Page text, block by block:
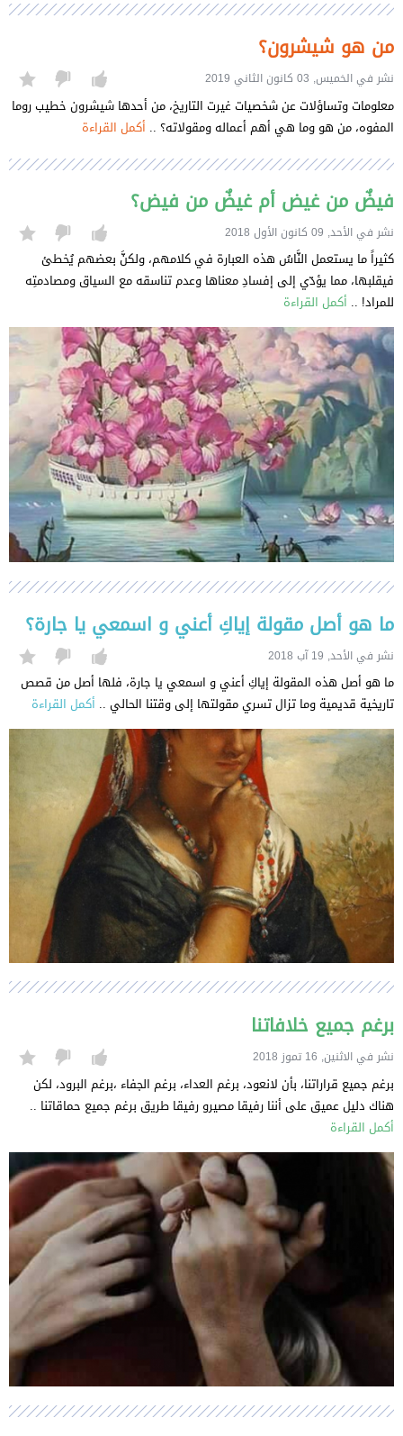
من هو شيشرون؟
نشر في الخميس, 03 كانون الثاني 2019
معلومات وتساؤلات عن شخصيات غيرت التاريخ، من أحدها شيشرون خطيب روما
المفوه، من هو وما هي أهم أعماله ومقولاته؟ .. أكمل القراءة
فيضٌ من غيض أم غيضٌ من فيض؟
نشر في الأحد, 09 كانون الأول 2018
كثيراً ما يستعمل النَّاسُ هذه العبارة في كلامهم، ولكنَّ بعضهم يُخطئ
فيقلبها، مما يؤدّي إلى إفسادِ معناها وعدم تناسقه مع السياق ومصادمتِه
للمراد! .. أكمل القراءة
ما هو أصل مقولة إياكِ أعني و اسمعي يا جارة؟
نشر في الأحد, 19 آب 2018
ما هو أصل هذه المقولة إياكِ أعني و اسمعي يا جارة، فلها أصل من قصص
تاريخية قديمية وما تزال تسري مقولتها إلى وقتنا الحالي .. أكمل القراءة
برغم جميع خلافاتنا
نشر في الاثنين, 16 تموز 2018
برغم جميع قراراتنا، بأن لانعود، برغم العداء، برغم الجفاء ،برغم البرود، لكن
هناك دليل عميق على أننا رفيقا مصيرو رفيقا طريق برغم جميع حماقاتنا ..
أكمل القراءة